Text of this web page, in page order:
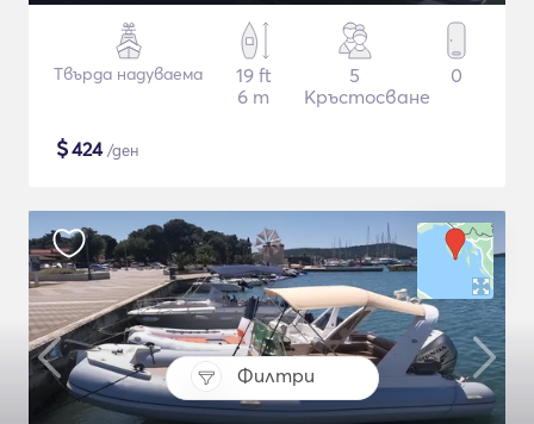
Филтри
Твърда надуваема
19 ft
6 m
5
Кръстосване
0
$424/ден